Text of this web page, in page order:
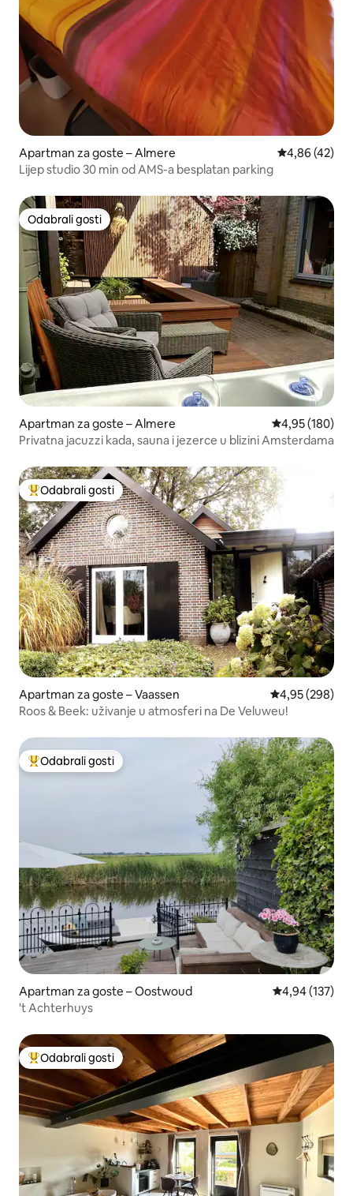
Apartman za goste – Almere Prosječna
4,86 (42)
Lijep studio 30 min od AMS-a besplatan parking
Odabrali gosti
Odabrali gosti
Apartman za goste – Almere Prosječna
4,95 (180)
Privatna jacuzzi kada, sauna i jezerce u blizini Amsterdama
Među najviše rangiranima s oznakom „Odabrali gosti”
Odabrali gosti
Apartman za goste – Vaassen Prosječna
4,95 (298)
Roos & Beek: uživanje u atmosferi na De Veluweu!
Među najviše rangiranima s oznakom „Odabrali gosti”
Odabrali gosti
Apartman za goste – Oostwoud Prosječna
4,94 (137)
't Achterhuys
Među najviše rangiranima s oznakom „Odabrali gosti”
Odabrali gosti